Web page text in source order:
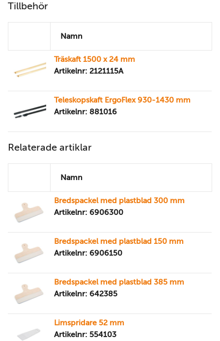
Tillbehör
Namn
Träskaft 1500 x 24 mm
Artikelnr: 2121115A
Teleskopskaft ErgoFlex 930-1430 mm
Artikelnr: 881016
Relaterade artiklar
Namn
Bredspackel med plastblad 300 mm
Artikelnr: 6906300
Bredspackel med plastblad 150 mm
Artikelnr: 6906150
Bredspackel med plastblad 385 mm
Artikelnr: 642385
Limspridare 52 mm
Artikelnr: 554103